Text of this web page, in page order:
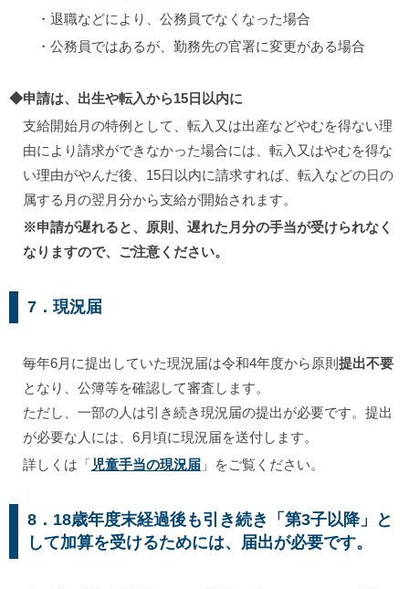
・退職などにより、公務員でなくなった場合
・公務員ではあるが、勤務先の官署に変更がある場合
◆申請は、出生や転入から15日以内に
支給開始月の特例として、転入又は出産などやむを得ない理
由により請求ができなかった場合には、転入又はやむを得な
い理由がやんだ後、15日以内に請求すれば、転入などの日の
属する月の翌月分から支給が開始されます。
※申請が遅れると、原則、遅れた月分の手当が受けられなく
なりますので、ご注意ください。
7．現況届
毎年6月に提出していた現況届は令和4年度から原則 提出不要
となり、公簿等を確認して審査します。
ただし、一部の人は引き続き現況届の提出が必要です。提出
が必要な人には、6月頃に現況届を送付します。
詳しくは「 児童手当の現況届 」をご覧ください。
8．18歳年度末経過後も引き続き「第3子以降」と
して加算を受けるためには、届出が必要です。